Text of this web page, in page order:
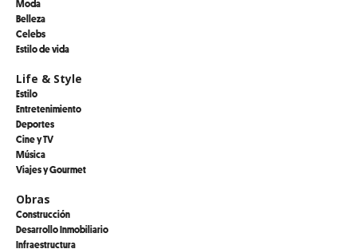
Moda
Belleza
Celebs
Estilo de vida
Life & Style
Estilo
Entretenimiento
Deportes
Cine y TV
Música
Viajes y Gourmet
Obras
Construcción
Desarrollo Inmobiliario
Infraestructura